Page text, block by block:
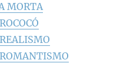
MORTA